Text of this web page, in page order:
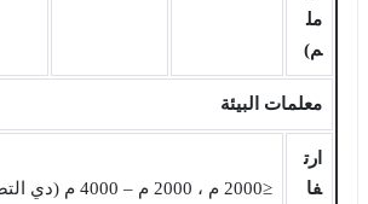
مل
م)
معلمات البيئة
ارت
فا
≤2000 م ، 2000 م ‒ 4000 م (دي التصنيف)